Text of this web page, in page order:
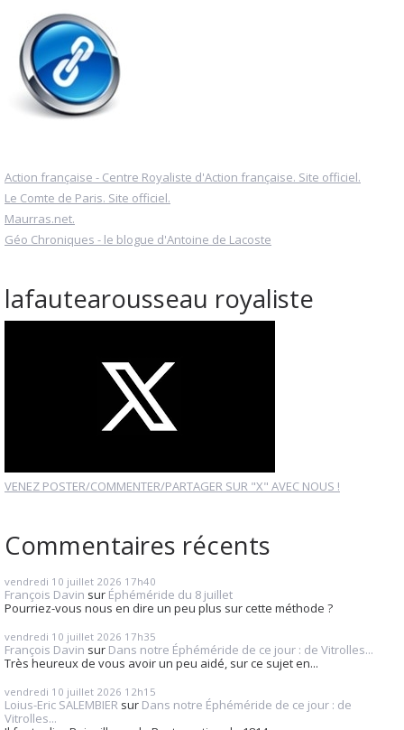
Action française - Centre Royaliste d'Action française. Site officiel.
Le Comte de Paris. Site officiel.
Maurras.net.
Géo Chroniques - le blogue d'Antoine de Lacoste
lafautearousseau royaliste
VENEZ POSTER/COMMENTER/PARTAGER SUR "X" AVEC NOUS !
Commentaires récents
vendredi 10 juillet 2026 17h40
François Davin sur Éphéméride du 8 juillet
Pourriez-vous nous en dire un peu plus sur cette méthode ?
vendredi 10 juillet 2026 17h35
François Davin sur Dans notre Éphéméride de ce jour : de Vitrolles...
Très heureux de vous avoir un peu aidé, sur ce sujet en...
vendredi 10 juillet 2026 12h15
Loius-Eric SALEMBIER sur Dans notre Éphéméride de ce jour : de
Vitrolles...